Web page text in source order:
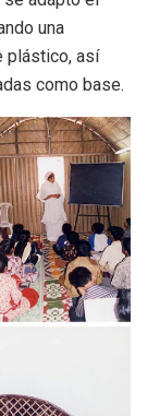
una
plástico, así
como base.